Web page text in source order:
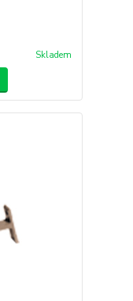
Skladem